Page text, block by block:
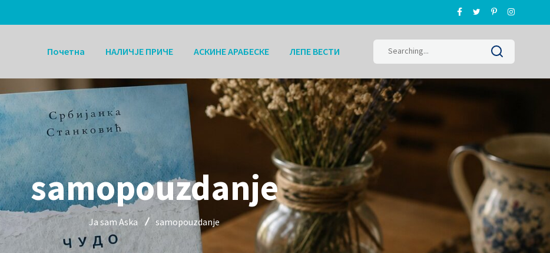
Почетна НАЛИЧЈЕ ПРИЧЕ АСКИНЕ АРАБЕСКЕ ЛЕПЕ ВЕСТИ
Search
for:
samopouzdanje
Ja sam Aska samopouzdanje